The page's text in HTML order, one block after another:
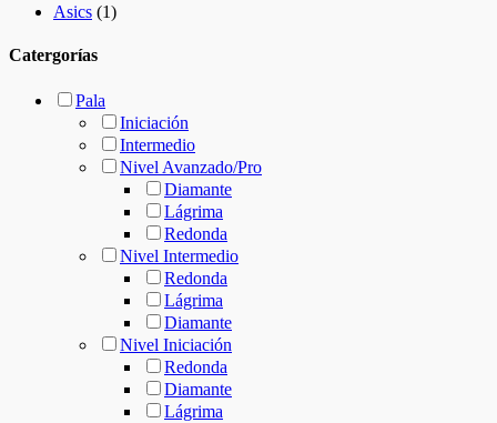
Asics (1)
Catergorías
Pala
Iniciación
Intermedio
Nivel Avanzado/Pro
Diamante
Lágrima
Redonda
Nivel Intermedio
Redonda
Lágrima
Diamante
Nivel Iniciación
Redonda
Diamante
Lágrima